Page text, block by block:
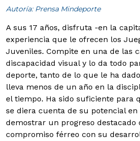
Autoría: Prensa Mindeporte
A sus 17 años, disfruta -en la
experiencia que le ofrecen los
Juveniles. Compite en una de las
discapacidad visual y lo da todo
deporte, tanto de lo que le ha
lleva menos de un año en la
el tiempo. Ha sido suficiente para
se diera cuenta de su potencial en
demostrar un progreso destacado
compromiso férreo con su